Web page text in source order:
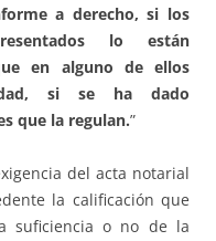
a derecho, si los
lo están
en alguno de ellos
si se ha dado
que la regulan.”
del acta notarial
la calificación que
suficiencia o no de la